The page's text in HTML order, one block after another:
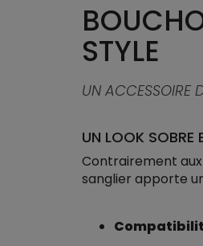
STYLE
UN ACCESSOIRE
UN LOOK SOBRE
Contrairement
sanglier apporte